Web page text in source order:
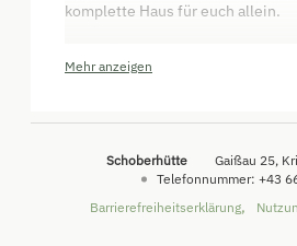
komplette Haus für euch allein.
Stockbett, Schlaflager mit 4
Badezimmer mit Dusche &
Einheit 2: Zwei
Doppelbetten, gut
Holzofen, Wohnzimmer mit
Mehr anzeigen
Schoberhütte Gaißau 25
Telefonnummer: +43
Barrierefreiheitserklärung